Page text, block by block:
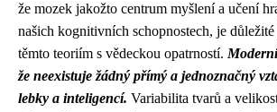
že mozek jakožto centrum myšlení a učení
našich kognitivních schopnostech, je
těmto teoriím s vědeckou opatrností.
že neexistuje žádný přímý a jednoznačný
lebky a inteligencí. Variabilita tvarů a